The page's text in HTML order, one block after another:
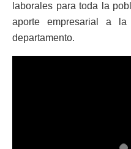
laborales para toda la
aporte empresarial a
departamento.